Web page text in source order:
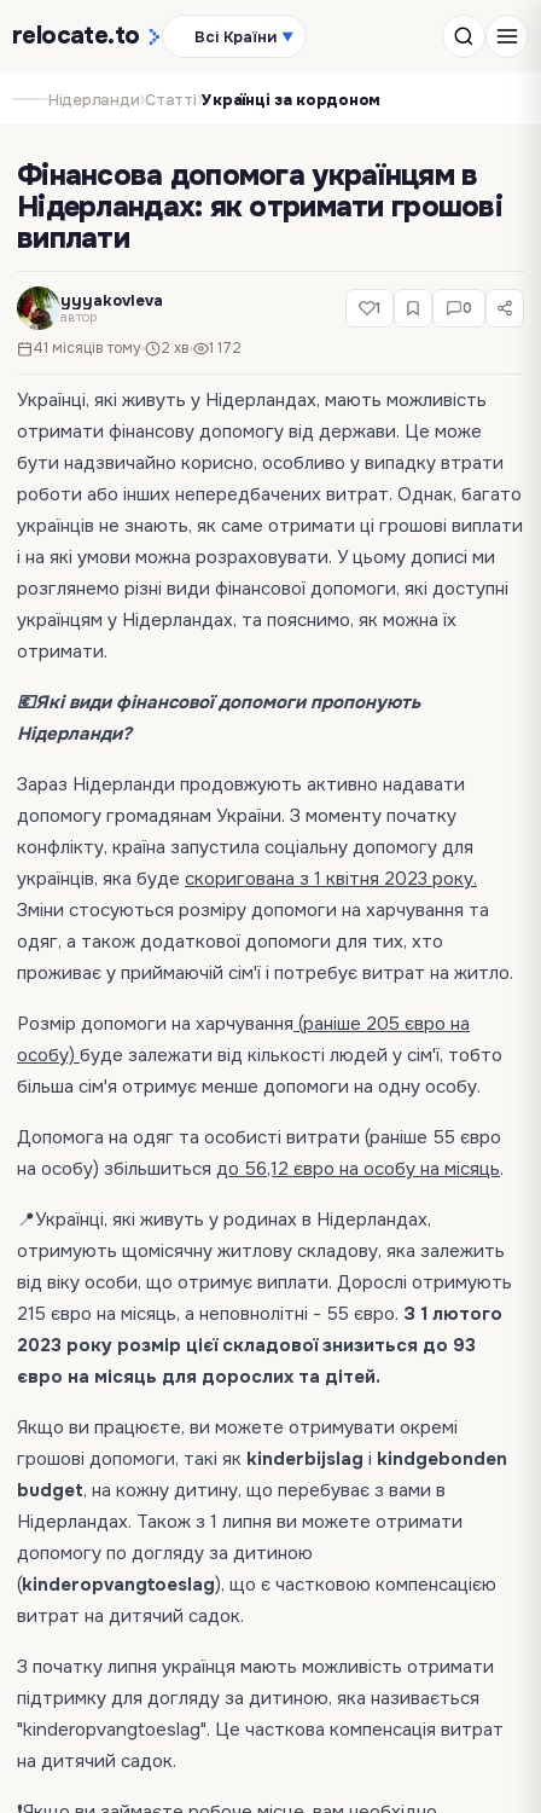
relocate.to Всі Країни ▼
Нідерланди›Статті›Українці за кордоном
Фінансова допомога українцям в
Нідерландах: як отримати грошові
виплати
yyyakovleva
автор
41 місяців тому 2 хв 1 172
1 0
Українці, які живуть у Нідерландах, мають можливість
отримати фінансову допомогу від держави. Це може
бути надзвичайно корисно, особливо у випадку втрати
роботи або інших непередбачених витрат. Однак, багато
українців не знають, як саме отримати ці грошові виплати
і на які умови можна розраховувати. У цьому дописі ми
розглянемо різні види фінансової допомоги, які доступні
українцям у Нідерландах, та пояснимо, як можна їх
отримати.
💶Які види фінансової допомоги пропонують
Нідерланди?
Зараз Нідерланди продовжують активно надавати
допомогу громадянам України. З моменту початку
конфлікту, країна запустила соціальну допомогу для
українців, яка буде скоригована з 1 квітня 2023 року.
Зміни стосуються розміру допомоги на харчування та
одяг, а також додаткової допомоги для тих, хто
проживає у приймаючій сім'ї і потребує витрат на житло.
Розмір допомоги на харчування (раніше 205 євро на
особу) буде залежати від кількості людей у сім'ї, тобто
більша сім'я отримує менше допомоги на одну особу.
Допомога на одяг та особисті витрати (раніше 55 євро
на особу) збільшиться до 56,12 євро на особу на місяць.
📍Українці, які живуть у родинах в Нідерландах,
отримують щомісячну житлову складову, яка залежить
від віку особи, що отримує виплати. Дорослі отримують
215 євро на місяць, а неповнолітні - 55 євро. З 1 лютого
2023 року розмір цієї складової знизиться до 93
євро на місяць для дорослих та дітей.
Якщо ви працюєте, ви можете отримувати окремі
грошові допомоги, такі як kinderbijslag і kindgebonden
budget, на кожну дитину, що перебуває з вами в
Нідерландах. Також з 1 липня ви можете отримати
допомогу по догляду за дитиною
(kinderopvangtoeslag), що є частковою компенсацією
витрат на дитячий садок.
З початку липня українця мають можливість отримати
підтримку для догляду за дитиною, яка називається
"kinderopvangtoeslag". Це часткова компенсація витрат
на дитячий садок.